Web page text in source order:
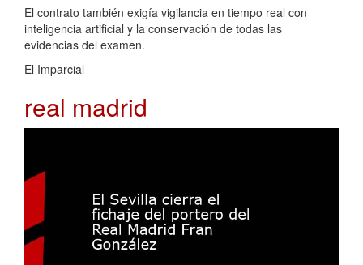
El contrato también exigía vigilancia en tiempo real con
inteligencia artificial y la conservación de todas las
evidencias del examen.
El Imparcial
real madrid